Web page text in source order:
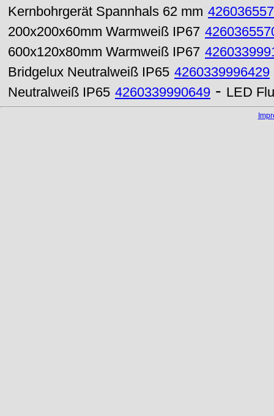
Kernbohrgerät Spannhals 62 mm
200x200x60mm Warmweiß IP67
600x120x80mm Warmweiß IP67
Bridgelux Neutralweiß IP65 4260339996429
Neutralweiß IP65 4260339990649 - LED